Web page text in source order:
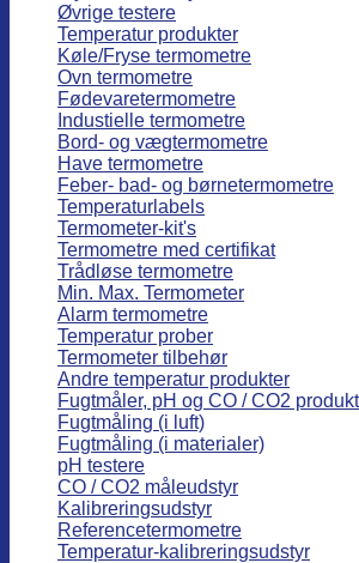
Øvrige testere
Temperatur produkter
Køle/Fryse termometre
Ovn termometre
Fødevaretermometre
Industielle termometre
Bord- og vægtermometre
Have termometre
Feber- bad- og børnetermometre
Temperaturlabels
Termometer-kit's
Termometre med certifikat
Trådløse termometre
Min. Max. Termometer
Alarm termometre
Temperatur prober
Termometer tilbehør
Andre temperatur produkter
Fugtmåler, pH og CO / CO2
Fugtmåling (i luft)
Fugtmåling (i materialer)
pH testere
CO / CO2 måleudstyr
Kalibreringsudstyr
Referencetermometre
Temperatur-kalibreringsudstyr